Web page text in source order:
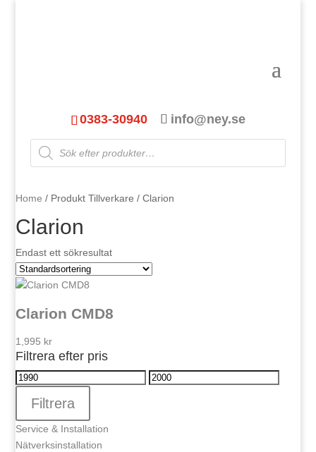
0383-30940 info@ney.se
Products
search
Home / Produkt Tillverkare / Clarion
Clarion
Endast ett sökresultat
Clarion CMD8
1,995 kr
Filtrera efter pris
Min
Max
Filtrera
Service & Installation
Nätverksinstallation